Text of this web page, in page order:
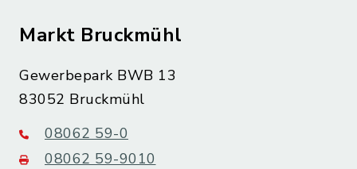
Markt Bruckmühl
Gewerbepark BWB 13
83052 Bruckmühl
08062 59-0
08062 59-9010